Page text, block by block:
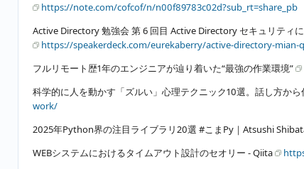
https://note.com/cofcof/n/n00f89783c02d?sub_rt=share_pb
Active Directory 勉強会 第 6 回目 Active Directory セキュリティ
https://speakerdeck.com/eurekaberry/active-directory-
フルリモート歴1年のエンジニアが辿り着いた“最強の作業環境”
科学的に人を動かす「ズルい」心理テクニック10選。話し方から
work/
2025年Python界の注目ライブラリ20選 #こまPy｜Atsushi
WEBシステムにおけるタイムアウト設計のセオリー - Qiita